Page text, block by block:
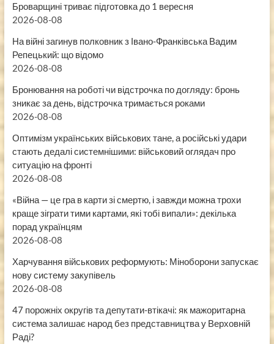
Броварщині триває підготовка до 1 вересня
2026-08-08
На війні загинув полковник з Івано-Франківська Вадим
Репецький: що відомо
2026-08-08
Бронювання на роботі чи відстрочка по догляду: бронь
зникає за день, відстрочка тримається роками
2026-08-08
Оптимізм українських військових тане, а російські удари
стають дедалі системнішими: військовий оглядач про
ситуацію на фронті
2026-08-08
«Війна — це гра в карти зі смертю, і завжди можна трохи
краще зіграти тими картами, які тобі випали»: декілька
порад українцям
2026-08-08
Харчування військових реформують: Міноборони запускає
нову систему закупівель
2026-08-08
47 порожніх округів та депутати-втікачі: як мажоритарна
система залишає народ без представництва у Верховній
Раді?